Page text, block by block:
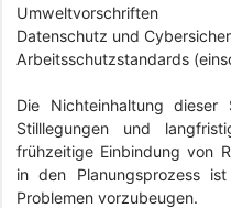
Umweltvorschriften
Datenschutz und
Arbeitsschutzstandards
Die Nichteinhaltung dieser
Stilllegungen und
frühzeitige Einbindung von
in den Planungsprozess
Problemen vorzubeugen.